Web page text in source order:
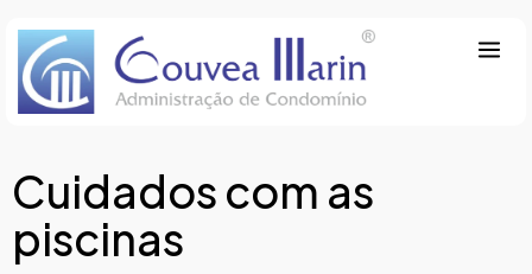
Cuidados com as
piscinas